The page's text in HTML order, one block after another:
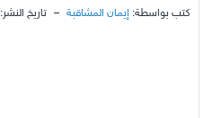
كتب بواسطة: إيمان المشاقبة – تاريخ النشر: